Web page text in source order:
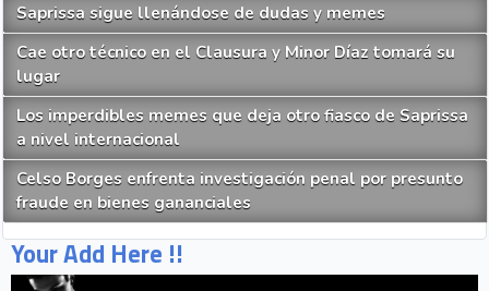
Saprissa sigue llenándose de dudas y memes
Cae otro técnico en el Clausura y Minor Díaz tomará su
lugar
Los imperdibles memes que deja otro fiasco de Saprissa
a nivel internacional
Celso Borges enfrenta investigación penal por presunto
fraude en bienes gananciales
Your Add Here !!